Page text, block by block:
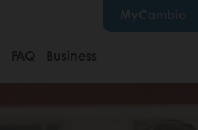
MyCambio